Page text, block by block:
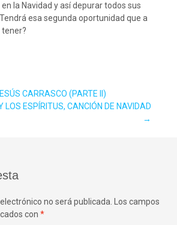
la Navidad y así depurar todos sus
esa segunda oportunidad que a
CARRASCO (PARTE II)
LOS ESPÍRITUS, CANCIÓN DE NAVIDAD
→
no será publicada.
Los campos
con*